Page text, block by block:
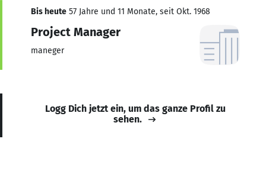
Bis heute 57 Jahre und 11 Monate, seit Okt. 1968
Project Manager
maneger
Logg Dich jetzt ein, um das ganze Profil zu
sehen.